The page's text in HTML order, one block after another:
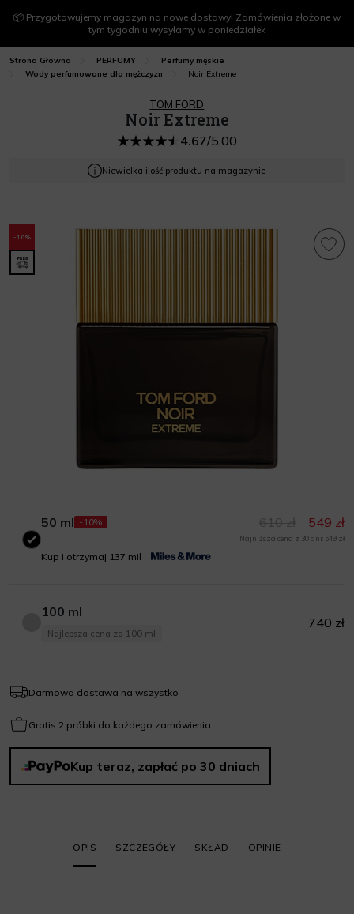
📦 Przygotowujemy magazyn na nowe dostawy! Zamówienia złożone w
tym tygodniu wysyłamy w poniedziałek
Strona Główna PERFUMY
Perfumy męskie
Wody perfumowane dla mężczyzn
Noir Extreme
TOM FORD
Noir Extreme
4.67/5.00
Niewielka ilość produktu na magazynie
-10%
50 ml
50 ml -10%
Kup i otrzymaj 137 mil
549 zł
Najniższa cena z 30 dni: 549 zł
100 ml
100 ml
Najlepsza cena za 100 ml
740 zł
Darmowa dostawa na wszystko
Gratis 2 próbki do każdego zamówienia
Kup teraz, zapłać po 30 dniach
OPIS SZCZEGÓŁY SKŁAD OPINIE